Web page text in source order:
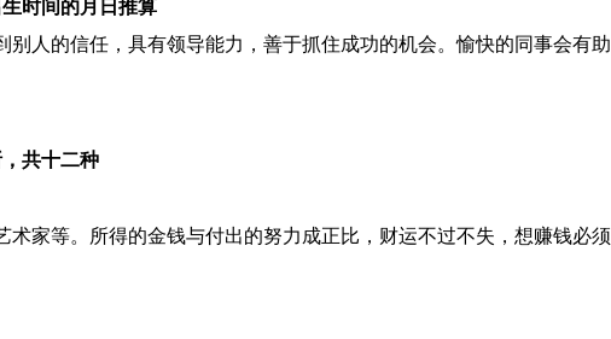
时间的月日推算
人的信任，具有领导能力，善于抓住成功的机会。愉快的同事会有助
共十二种
家等。所得的金钱与付出的努力成正比，财运不过不失，想赚钱必须